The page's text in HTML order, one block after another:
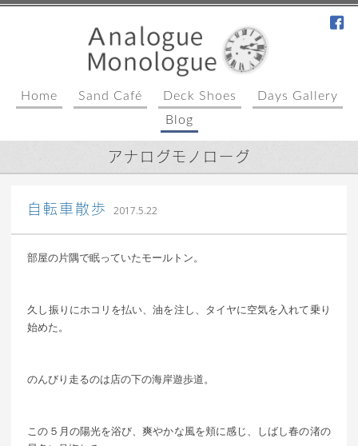
Home Sand Café Deck Shoes
Days Gallery
Blog
アナログモノローグ
自転車散歩 2017.5.22
部屋の片隅で眠っていたモールトン。
久し振りにホコリを払い、油を注し、タイヤに空気を入れて乗り
始めた。
のんびり走るのは店の下の海岸遊歩道。
この５月の陽光を浴び、爽やかな風を頬に感じ、しばし春の渚の